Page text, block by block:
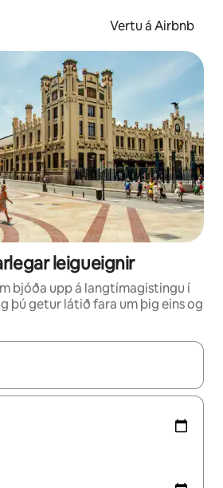
Vertu á Airbnb
leigueignir
bjóða upp á langtímagistingu í
þú getur látið fara um þig eins og
fyrir skaltu nota upp og niður